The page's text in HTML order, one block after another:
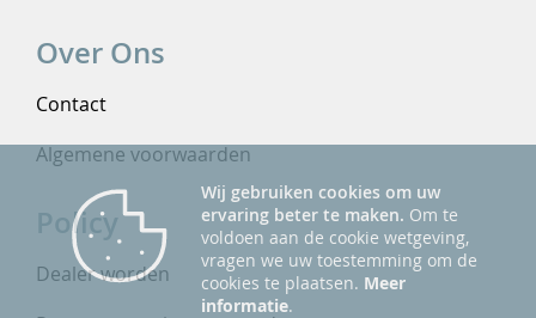
Wij gebruiken cookies om uw
ervaring beter te maken. Om te
voldoen aan de cookie wetgeving,
vragen we uw toestemming om de
cookies te plaatsen. Meer
informatie.
Over Ons
Contact
Algemene voorwaarden
Policy
Dealer worden